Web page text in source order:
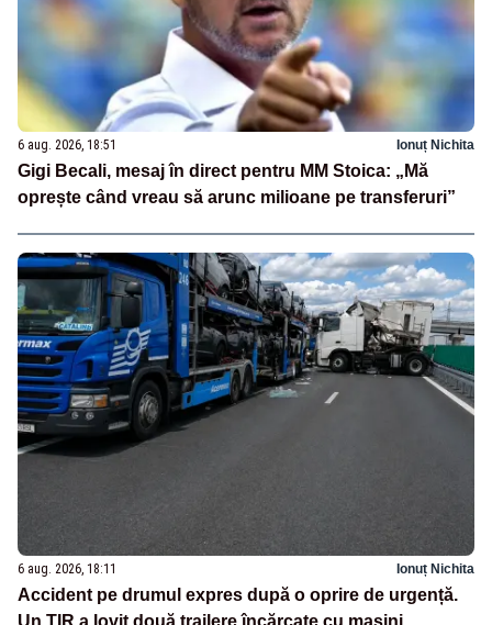
6 aug. 2026, 18:51 Ionuț Nichita
Gigi Becali, mesaj în direct pentru MM Stoica: „Mă
oprește când vreau să arunc milioane pe transferuri”
6 aug. 2026, 18:11 Ionuț Nichita
Accident pe drumul expres după o oprire de urgență.